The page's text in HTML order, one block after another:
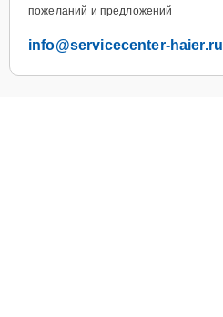
пожеланий и предложений
info@servicecenter-haier.ru